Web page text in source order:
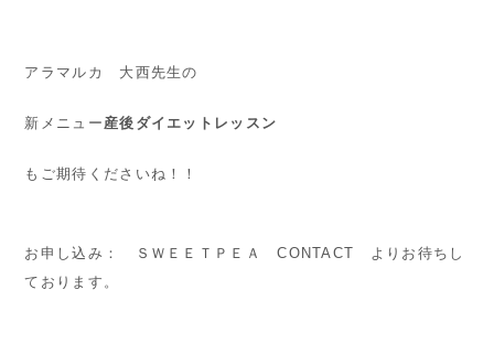
アラマルカ 大西先生の
新メニュー 産後ダイエットレッスン
もご期待くださいね！！
お申し込み： ＳＷＥＥＴＰＥＡ CONTACT よりお待ちし
ております。